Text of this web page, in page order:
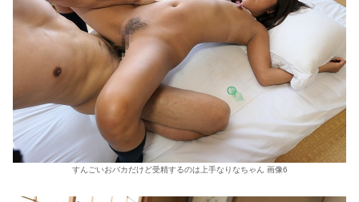
すんごいおバカだけど受精するのは上手なりなちゃん 画像6